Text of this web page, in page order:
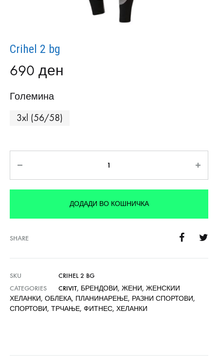
Crihel 2 bg
690 ден
Големина
3xl (56/58)
ДОДАДИ ВО КОШНИЧКА
SHARE
SKU
CRIHEL 2 BG
CATEGORIES
CRIVIT, БРЕНДОВИ, ЖЕНИ, ЖЕНСКИИ
ХЕЛАНКИ, ОБЛЕКА, ПЛАНИНАРЕЊЕ, РАЗНИ СПОРТОВИ,
СПОРТОВИ, ТРЧАЊЕ, ФИТНЕС, ХЕЛАНКИ